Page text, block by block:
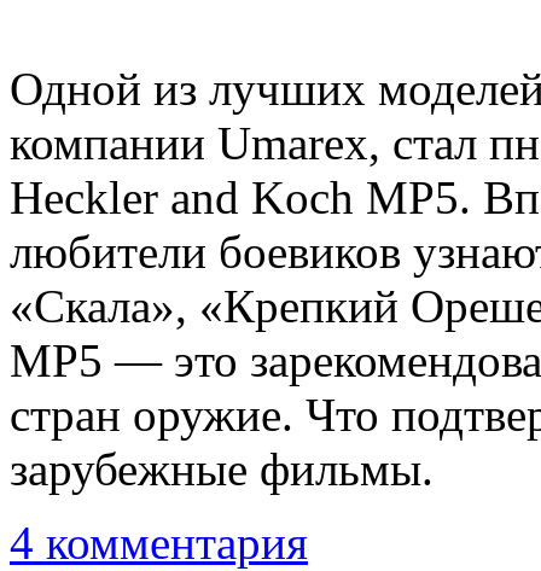
Одной из лучших
компании Umarex, стал
Heckler and Koch MP5.
любители боевиков
«Скала», «Крепкий
MP5 — это
стран оружие. Что
зарубежные фильмы.
4 комментария